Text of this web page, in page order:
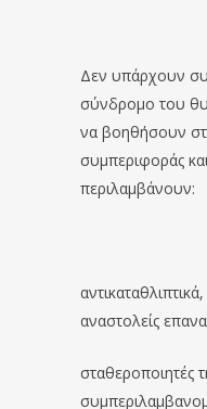
Δεν υπάρχουν
σύνδρομο του
να βοηθήσουν
συμπεριφοράς
περιλαμβάνουν:
αναστολείς
σταθεροποιητές